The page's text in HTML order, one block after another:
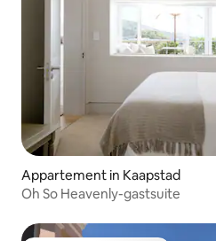
Appartement in Kaapstad
Oh So Heavenly-gastsuite